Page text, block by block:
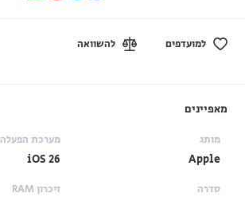
למועדפים להשוואה
מאפיינים
מותג
Apple
מערכת הפעלה
iOS 26
סדרה זיכרון RAM